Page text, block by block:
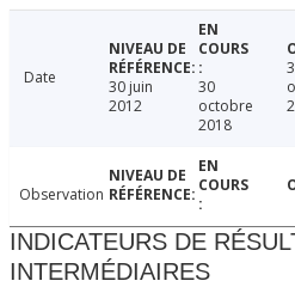
Date
30 juin
2012
30
octobre
2018
Observation
INDICATEURS DE
INTERMÉDIAIRES